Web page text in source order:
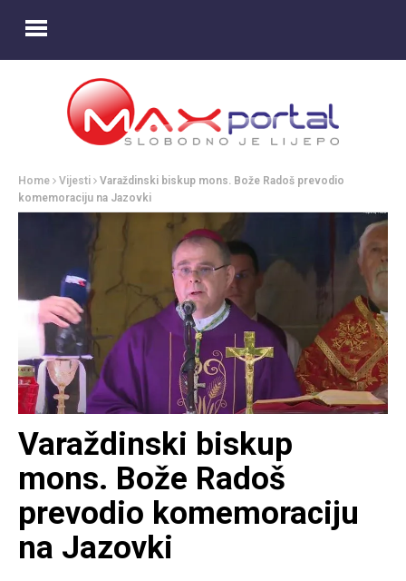
Home Vijesti
Varaždinski biskup mons. Bože Radoš prevodio
komemoraciju na Jazovki
Varaždinski biskup
mons. Bože Radoš
prevodio komemoraciju
na Jazovki